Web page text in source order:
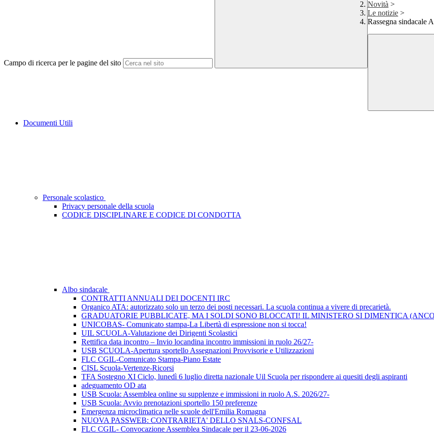
Campo di ricerca per le pagine del sito
Novità >
Le notizie >
Rassegna sindacale
Documenti Utili
Personale scolastico
Privacy personale della scuola
CODICE DISCIPLINARE E CODICE DI CONDOTTA
Albo sindacale
CONTRATTI ANNUALI DEI DOCENTI IRC
Organico ATA: autorizzato solo un terzo dei posti necessari. La scuola continua a vivere di precarietà.
GRADUATORIE PUBBLICATE, MA I SOLDI SONO BLOCCATI! IL MINISTERO SI DIMENTICA
UNICOBAS- Comunicato stampa-La Libertà di espressione non si tocca!
UIL SCUOLA-Valutazione dei Dirigenti Scolastici
Rettifica data incontro – Invio locandina incontro immissioni in ruolo 26/27-
USB SCUOLA-Apertura sportello Assegnazioni Provvisorie e Utilizzazioni
FLC CGIL-Comunicato Stampa-Piano Estate
CISL Scuola-Vertenze-Ricorsi
TFA Sostegno XI Ciclo, lunedì 6 luglio diretta nazionale Uil Scuola per rispondere ai quesiti degli aspiranti
adeguamento OD ata
USB Scuola: Assemblea online su supplenze e immissioni in ruolo A.S. 2026/27-
USB Scuola: Avvio prenotazioni sportello 150 preferenze
Emergenza microclimatica nelle scuole dell'Emilia Romagna
NUOVA PASSWEB: CONTRARIETA' DELLO SNALS-CONFSAL
FLC CGIL- Convocazione Assemblea Sindacale per il 23-06-2026